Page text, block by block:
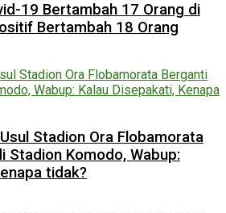
19 Bertambah 17 Orang di
Bertambah 18 Orang
Stadion Ora Flobamorata
Stadion Komodo, Wabup:
tidak?